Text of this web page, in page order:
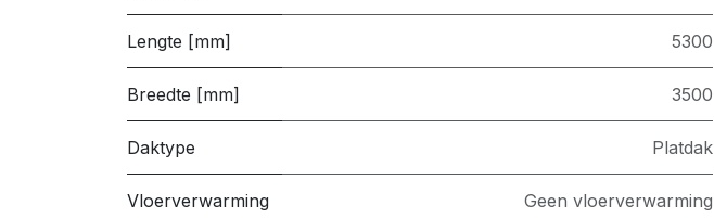
Lengte [mm] 5300
Breedte [mm] 3500
Daktype Platdak
Vloerverwarming Geen vloerverwarming